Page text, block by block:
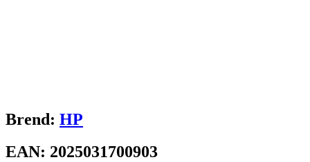
Brend: HP
EAN: 2025031700903